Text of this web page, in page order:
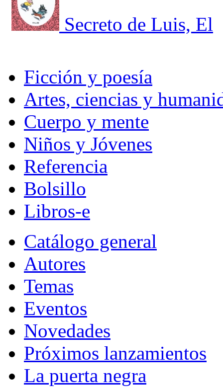
Secreto de Luis, El
Ficción y poesía
Artes, ciencias y
Cuerpo y mente
Niños y Jóvenes
Referencia
Bolsillo
Libros-e
Catálogo general
Autores
Temas
Eventos
Novedades
Próximos lanzamientos
La puerta negra